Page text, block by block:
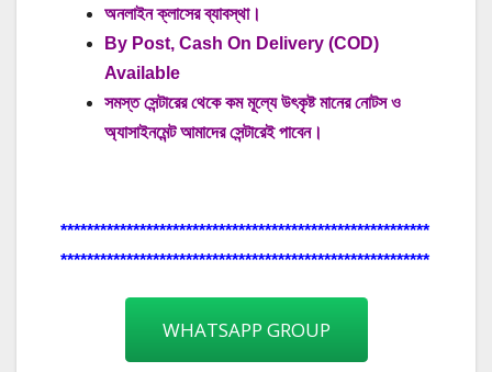
অনলাইন ক্লাসের ব্যাবস্থা।
By Post, Cash On Delivery (COD)
Available
সমস্ত সেন্টারের থেকে কম মূল্যে উৎকৃষ্ট মানের নোটস ও
অ্যাসাইনমেন্ট আমাদের সেন্টারেই পাবেন।
********************************************************
********************************************************
WHATSAPP GROUP